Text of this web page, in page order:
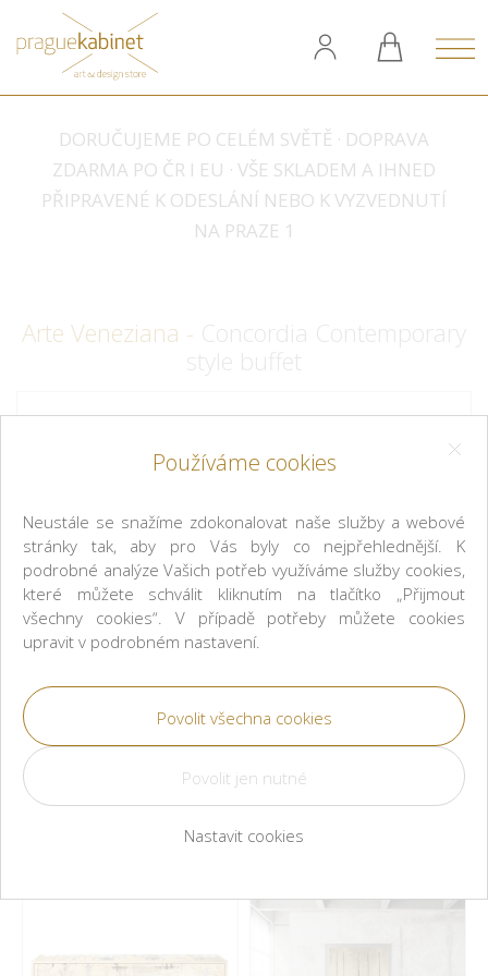
DORUČUJEME PO CELÉM SVĚTĚ · DOPRAVA
ZDARMA PO ČR I EU · VŠE SKLADEM A IHNED
PŘIPRAVENÉ K ODESLÁNÍ NEBO K VYZVEDNUTÍ
NA PRAZE 1
Arte Veneziana - Concordia Contemporary
style buffet
Používáme cookies
Neustále se snažíme zdokonalovat naše služby a webové
stránky tak, aby pro Vás byly co nejpřehlednější. K
podrobné analýze Vašich potřeb využíváme služby cookies,
které můžete schválit kliknutím na tlačítko „Přijmout
všechny cookies“. V případě potřeby můžete cookies
upravit v podrobném nastavení.
Nastavit cookies